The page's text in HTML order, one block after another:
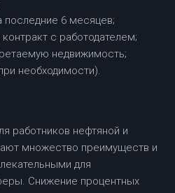
последние 6 месяцев;
с работодателем;
недвижимость;
необходимости).
работников нефтяной и
множество преимуществ и
для
Снижение процентных